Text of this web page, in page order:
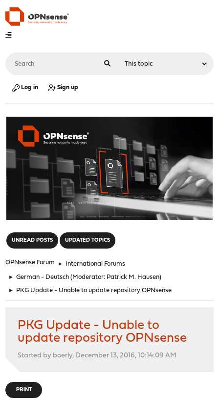
Log in Sign up
UNREAD POSTS UPDATED TOPICS
OPNsense Forum ► International Forums
► German - Deutsch (Moderator: Patrick M. Hausen)
► PKG Update - Unable to update repository OPNsense
PKG Update - Unable to
update repository OPNsense
Started by boerly, December 13, 2016, 10:14:09 AM
PRINT